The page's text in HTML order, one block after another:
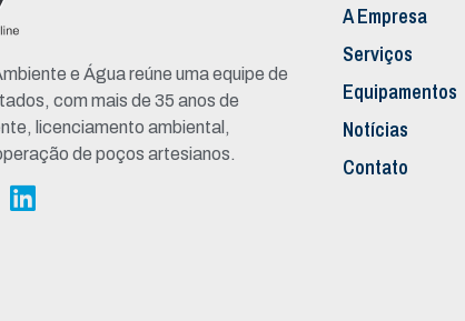
e Água reúne uma equipe de
com mais de 35 anos de
licenciamento ambiental,
de poços artesianos.
A Empresa
Serviços
Equipamentos
Notícias
Contato